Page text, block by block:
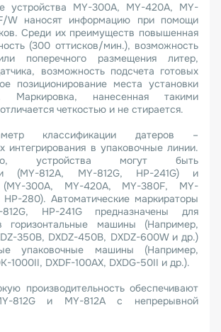
устройства MY-300A, MY-420A, MY-
W наносят информацию при помощи
Среди их преимуществ повышенная
(300 оттисков/мин.), возможность
поперечного размещения литер,
возможность подсчета готовых
позиционирование места установки
нанесенная такими
четкостью и не стирается.
классификации датеров –
интегрирования в упаковочные линии.
устройства могут быть
(MY-812A, MY-812G, HP-241G) и
300A, MY-420A, MY-380F, MY-
280). Автоматические маркираторы
812G, HP-241G предназначены для
горизонтальные машины (Например,
350B, DXDZ-450B, DXDZ-600W и др.)
упаковочные машины (Например,
1000II, DXDF-100AX, DXDG-50II и др.).
производительность обеспечивают
812G и MY-812A с непрерывной